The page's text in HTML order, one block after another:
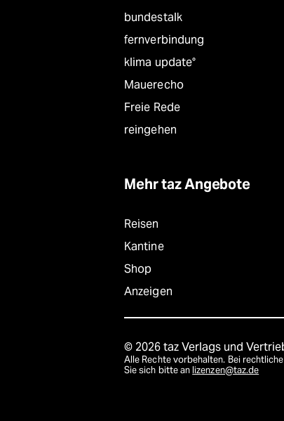
bundestalk
fernverbindung
klima update°
Mauerecho
Freie Rede
reingehen
Mehr taz Angebote
Reisen
Kantine
Shop
Anzeigen
© 2026 taz Verlags und
Alle Rechte vorbehalten. Bei
Sie sich bitte an lizenzen@taz.de